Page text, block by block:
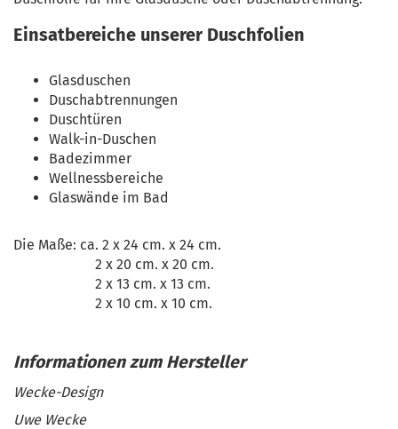
Einsatbereiche unserer Duschfolien
Glasduschen
Duschabtrennungen
Duschtüren
Walk-in-Duschen
Badezimmer
Wellnessbereiche
Glaswände im Bad
Die Maße: ca. 2 x 24 cm. x 24 cm.
2 x 20 cm. x 20 cm.
2 x 13 cm. x 13 cm.
2 x 10 cm. x 10 cm.
Wecke-Design
Uwe Wecke